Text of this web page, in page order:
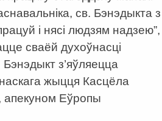
св. Бэнэдыкта з
і нясі людзям надзею”,
сваёй духоўнасці
з’яўляецца
жыцця Касцёла
апекуном Еўропы